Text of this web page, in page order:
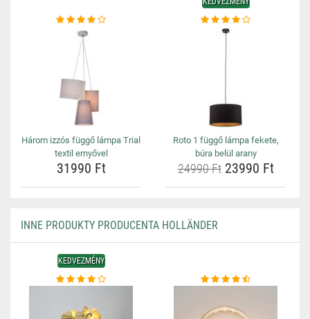
Három izzós függő lámpa Trial
textil ernyővel
31990 Ft
Roto 1 függő lámpa fekete,
búra belül arany
24990 Ft23990 Ft
INNE PRODUKTY PRODUCENTA HOLLÄNDER
KEDVEZMÉNY